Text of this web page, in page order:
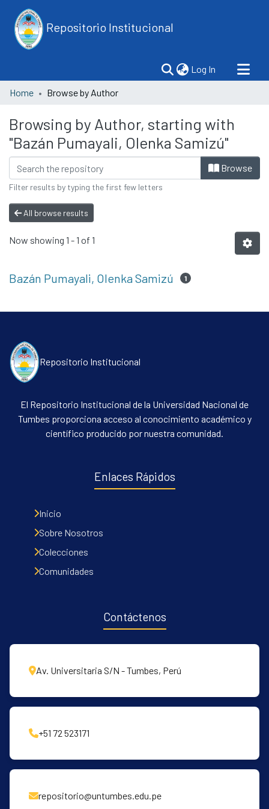
Repositorio Institucional
Log In (current)
Communities & Collections
All of DSpace
Home Browse by Author
Browsing by Author, starting with
"Bazán Pumayali, Olenka Samizú"
Browse
Filter results by typing the first few letters
All browse results
Now showing 1 - 1 of 1
Bazán Pumayali, Olenka Samizú 1
Repositorio Institucional
El Repositorio Institucional de la Universidad Nacional de
Tumbes proporciona acceso al conocimiento académico y
científico producido por nuestra comunidad.
Enlaces Rápidos
Inicio
Sobre Nosotros
Colecciones
Comunidades
Contáctenos
Av. Universitaria S/N - Tumbes, Perú
+51 72 523171
repositorio@untumbes.edu.pe